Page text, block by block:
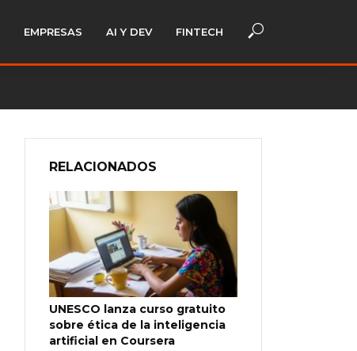
EMPRESAS AI Y DEV FINTECH
RELACIONADOS
UNESCO lanza curso gratuito
sobre ética de la inteligencia
artificial en Coursera